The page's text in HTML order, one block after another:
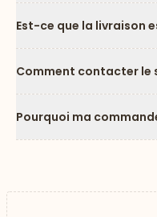
Est-ce que la livraison
Comment contacter le
Pourquoi ma